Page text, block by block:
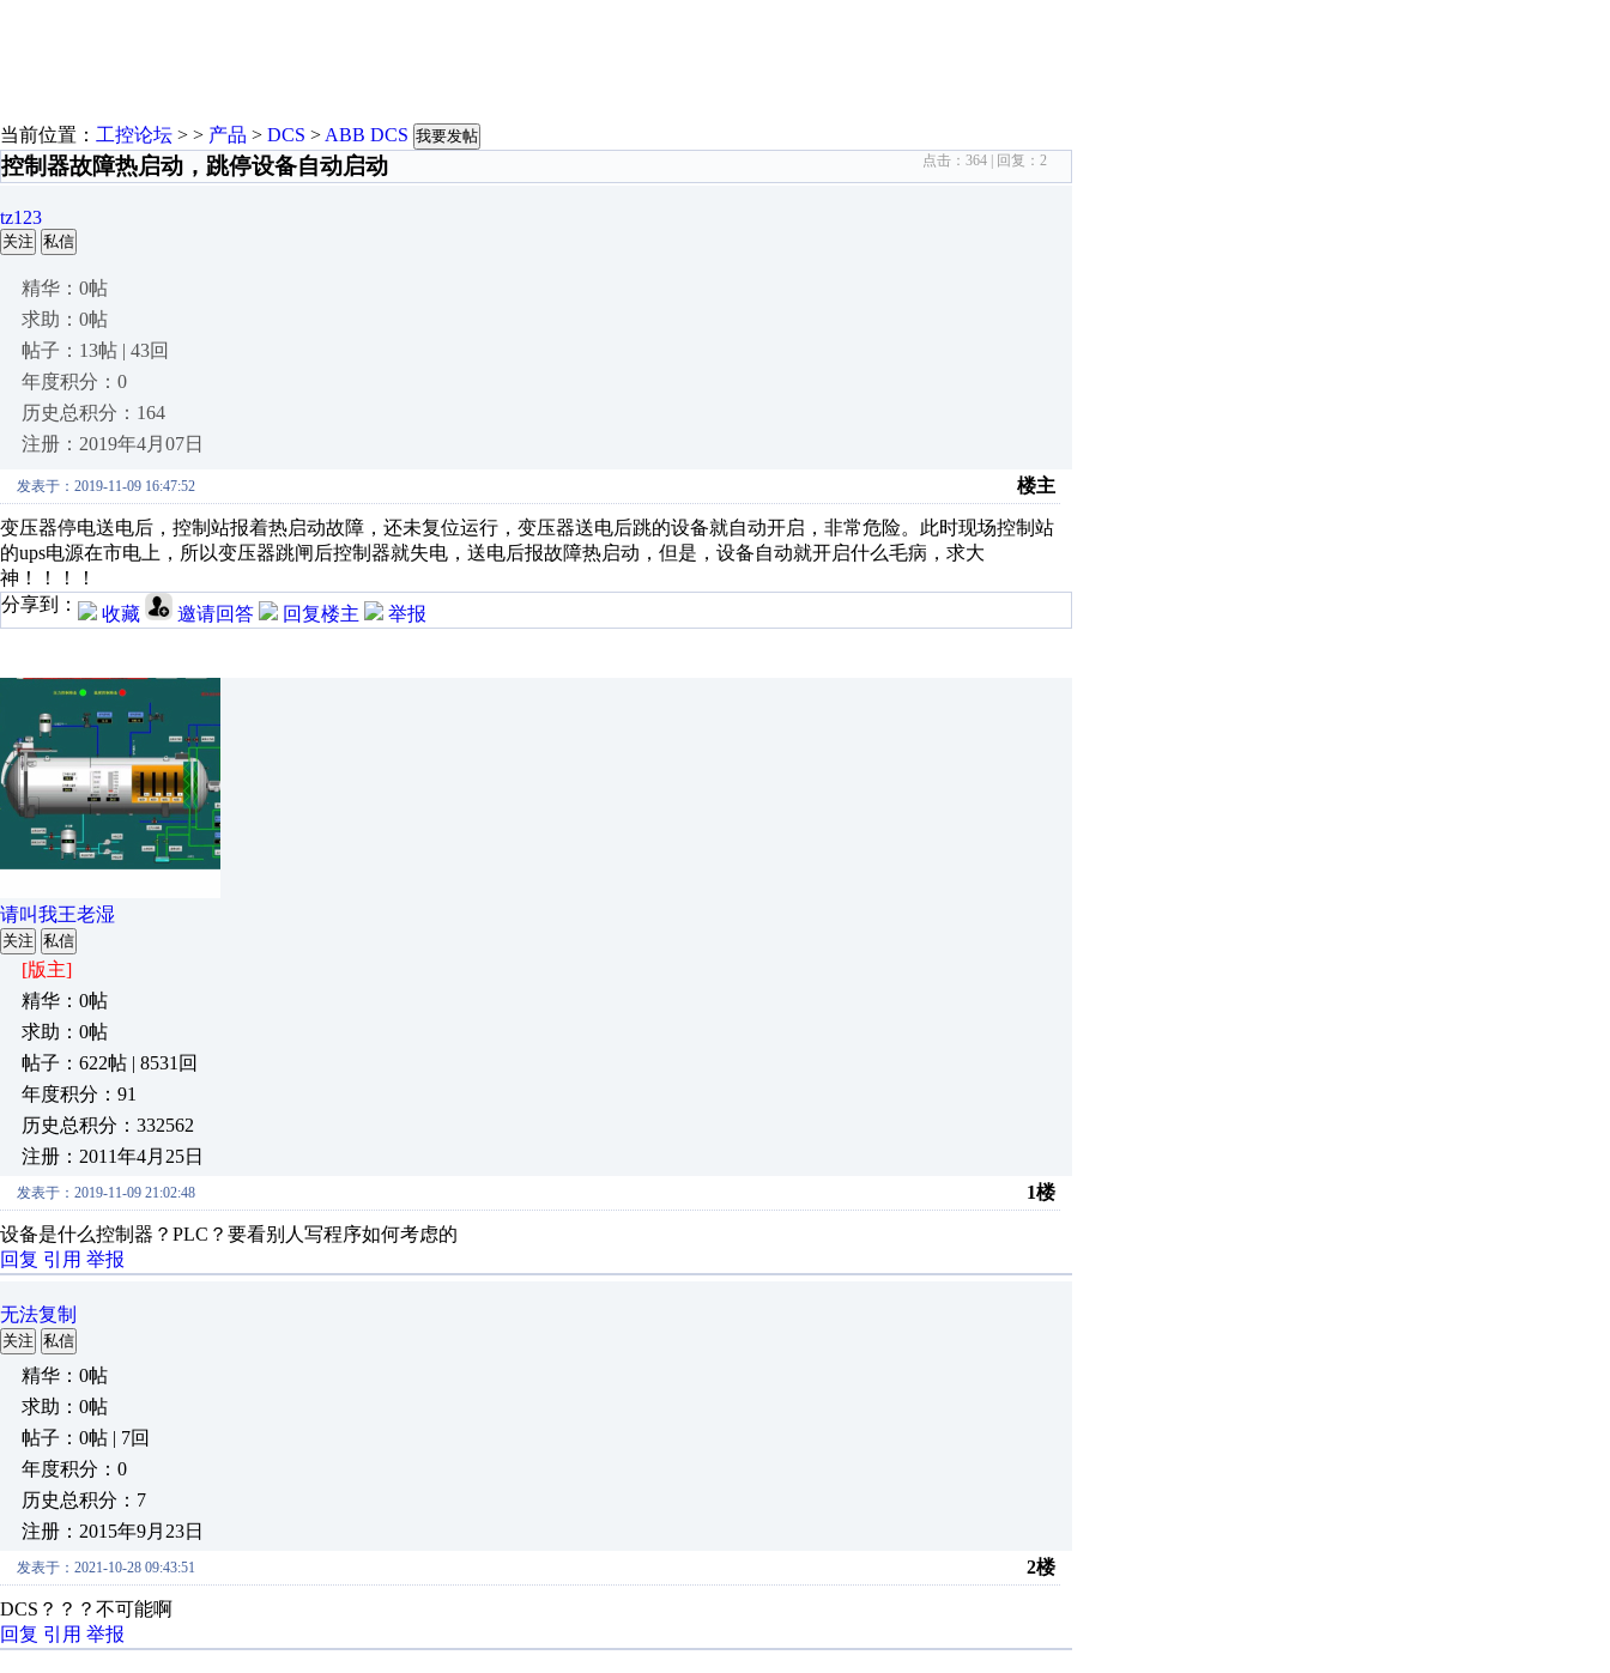
当前位置： 工控论坛 > > 产品 > DCS > ABB DCS 我要发帖
控制器故障热启动，跳停设备自动启动 点击： 364 | 回复： 2
tz123
关注 私信
精华：0帖
求助：0帖
帖子：13帖 | 43回
年度积分：0
历史总积分：164
注册：2019年4月07日
发表于：2019-11-09 16:47:52 楼主
变压器停电送电后，控制站报着热启动故障，还未复位运行，变压器送电后跳的设备就自动开启，非常危险。此时现场控制站
的ups电源在市电上，所以变压器跳闸后控制器就失电，送电后报故障热启动，但是，设备自动就开启什么毛病，求大
神！！！！
分享到：
收藏 邀请回答 回复楼主 举报
请叫我王老湿
关注 私信
[版主]
精华：0帖
求助：0帖
帖子：622帖 | 8531回
年度积分：91
历史总积分：332562
注册：2011年4月25日
发表于：2019-11-09 21:02:48 1楼
设备是什么控制器？PLC？要看别人写程序如何考虑的
回复 引用 举报
无法复制
关注 私信
精华：0帖
求助：0帖
帖子：0帖 | 7回
年度积分：0
历史总积分：7
注册：2015年9月23日
发表于：2021-10-28 09:43:51 2楼
DCS？？？不可能啊
回复 引用 举报